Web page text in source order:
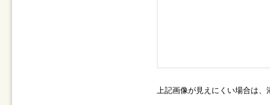
上記画像が見えにくい場合は